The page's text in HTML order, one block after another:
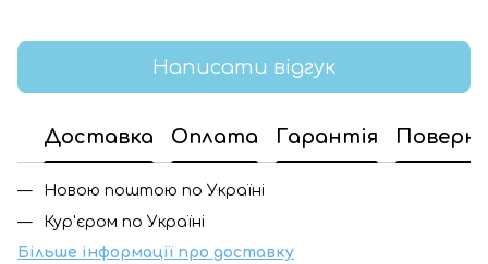
Написати відгук
Доставка Оплата Гарантія
Новою поштою по Україні
Кур'єром по Україні
Більше інформації про доставку